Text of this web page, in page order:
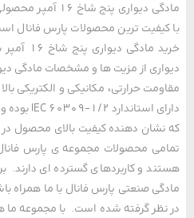
مادگی دیواری پنج شاخ 16
ترین محصولات پارس فانال است.
خرید مادگی دیواری
حرارتی، مکانیکی و الکتریکی بالا
دهنده کیفیت بالای محصول در
محصولات مجموعه ی پارس فانال
و کاربردهای گسترده ای دارند. برای
گرفته شده است. با مجموعه ما همراه